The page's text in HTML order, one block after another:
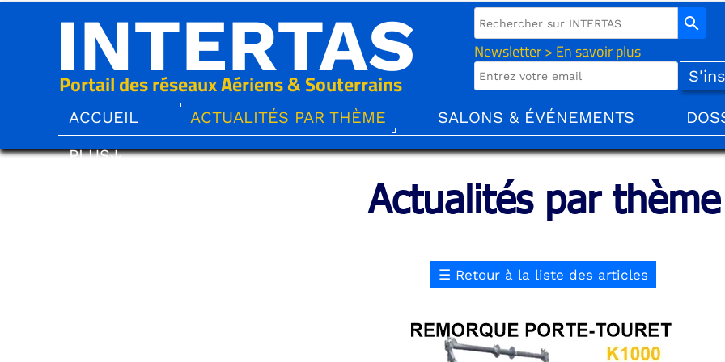
INTERTAS
Portail des réseaux Aériens & Souterrains
Newsletter > En savoir plus
search
ACCUEIL ACTUALITÉS PAR THÈME SALONS & ÉVÉNEMENTS
PLUS↓
Actualités par thème
☰ Retour à la liste des articles